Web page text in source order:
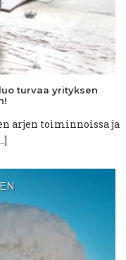
luo turvaa yrityksen
arjen toiminnoissa ja